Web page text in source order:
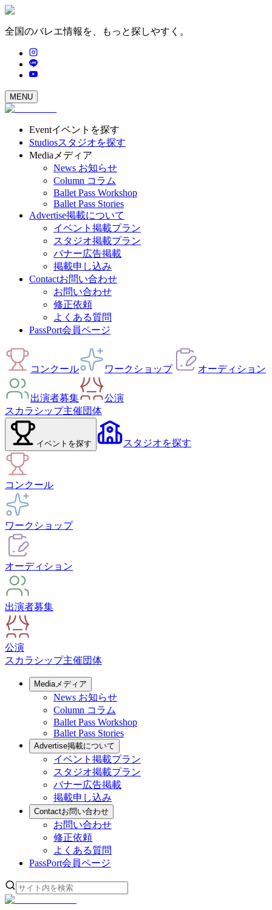
全国のバレエ情報を、もっと探しやすく。
MENU
Eventイベントを探す
Studiosスタジオを探す
Media メディア
News お知らせ
Column コラム
Ballet Pass Workshop
Ballet Pass Stories
Advertise掲載について
イベント掲載プラン
スタジオ掲載プラン
バナー広告掲載
掲載申し込み
Contactお問い合わせ
お問い合わせ
修正依頼
よくある質問
PassPort会員ページ
コンクール ワークショップ オーディション
出演者募集
公演
スカラシップ主催団体
イベント を探す スタジオを探す
コンクール
ワークショップ
オーディション
出演者募集
公演
スカラシップ主催団体
Mediaメディア
News お知らせ
Column コラム
Ballet Pass Workshop
Ballet Pass Stories
Advertise掲載について
イベント掲載プラン
スタジオ掲載プラン
バナー広告掲載
掲載申し込み
Contactお問い合わせ
お問い合わせ
修正依頼
よくある質問
PassPort会員ページ